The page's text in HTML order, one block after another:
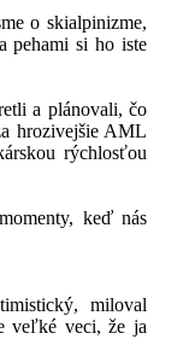
o skialpinizme,
pehami si ho iste
a plánovali, čo
hrozivejšie AML
rýchlosťou
keď nás
miloval
veľké veci, že ja